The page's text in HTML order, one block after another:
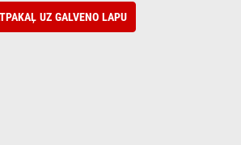
UZ GALVENO LAPU